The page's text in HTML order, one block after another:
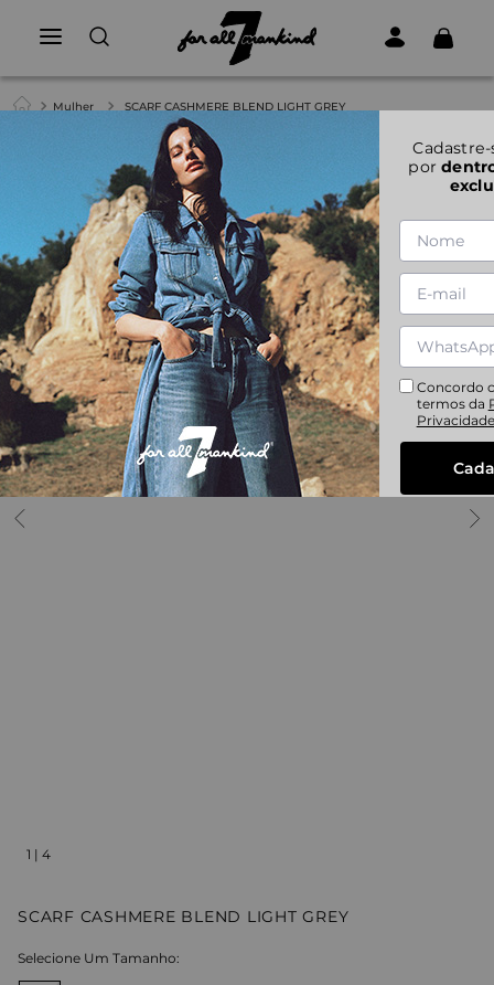
Mulher SCARF CASHMERE BLEND LIGHT GREY
1 | 4
SCARF CASHMERE BLEND LIGHT GREY
por
Concordo
termos da
Privacidade